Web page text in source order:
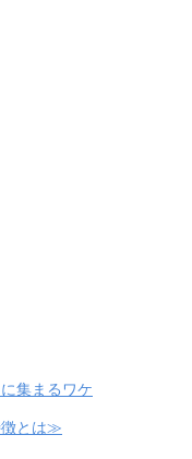
集まるワケ
徴とは≫